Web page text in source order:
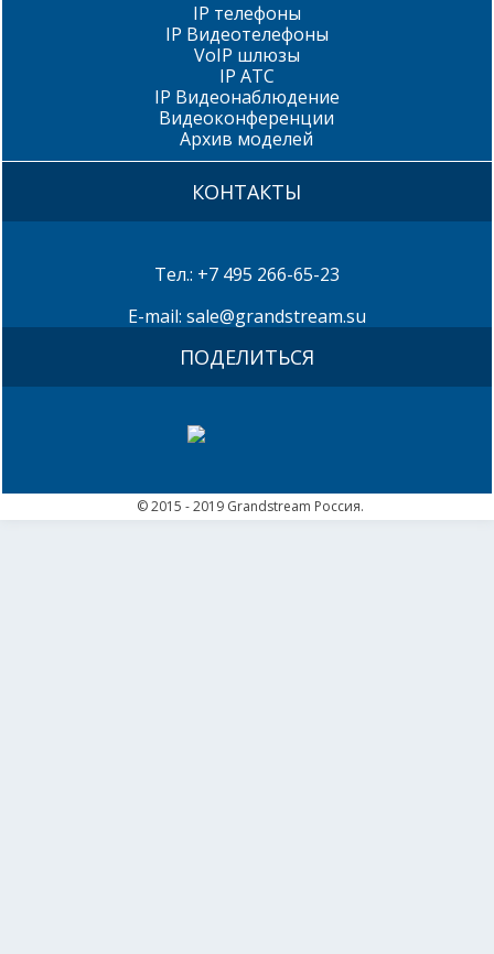
IP телефоны
IP Видеотелефоны
VoIP шлюзы
IP АТС
IP Видеонаблюдение
Видеоконференции
Архив моделей
КОНТАКТЫ
Тел.: +7 495 266-65-23
E-mail: sale@grandstream.su
ПОДЕЛИТЬСЯ
© 2015 - 2019 Grandstream Россия.